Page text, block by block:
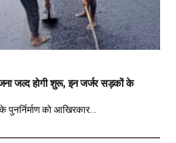
जल्द होगी शुरू, इन जर्जर सड़कों के
को आखिरकार...